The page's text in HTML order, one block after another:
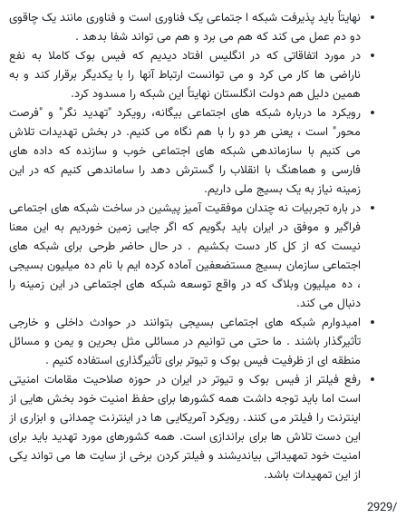
نهایتاً باید پذیرفت شبکه ا جتماعی یک فناوری است و فناوری مانند یک چاقوی
دو دم عمل می کند که هم می برد و هم می تواند شفا بدهد .
در مورد اتفاقاتی که در انگلیس افتاد دیدیم که فیس بوک کاملا به نفع
ناراضی ها کار می کرد و می توانست ارتباط آنها را با یکدیگر برقرار کند و به
همین دلیل هم دولت انگلستان نهایتاً این شبکه را مسدود کرد.
رویکرد ما درباره شبکه های اجتماعی بیگانه، رویکرد "تهدید نگر" و "فرصت
محور" است ، یعنی هر دو را با هم نگاه می کنیم. در بخش تهدیدات تلاش
می کنیم با سازماندهی شبکه های اجتماعی خوب و سازنده که داده های
فارسی و هماهنگ با انقلاب را گسترش دهد را ساماندهی کنیم که در این
زمینه نیاز به یک بسیج ملی داریم.
در باره تجربیات نه چندان موفقیت آمیز پیشین در ساخت شبکه های اجتماعی
فراگیر و موفق در ایران باید بگویم که اگر جایی زمین خوردیم به این معنا
نیست که از کل کار دست بکشیم . در حال حاضر طرحی برای شبکه های
اجتماعی سازمان بسیج مستضعفین آماده کرده ایم با نام ده میلیون بسیجی
، ده میلیون وبلاگ که در واقع توسعه شبکه های اجتماعی در این زمینه را
دنبال می کند.
امیدوارم شبکه های اجتماعی بسیجی بتوانند در حوادث داخلی و خارجی
تأثیرگذار باشند . ما حتی می توانیم در مسائلی مثل بحرین و یمن و مسائل
منطقه ای از ظرفیت فیس بوک و تیوتر برای تأثیرگذاری استفاده کنیم .
رفع فیلتر از فیس بوک و تیوتر در ایران در حوزه صلاحیت مقامات امنیتی
است اما باید توجه داشت همه کشورها برای حفظ امنیت خود بخش هایی از
اینترنت را فیلتر می کنند. رویکرد آمریکایی ها در اینترنت چمدانی و ابزاری از
این دست تلاش ها برای براندازی است. همه کشورهای مورد تهدید باید برای
امنیت خود تمهیداتی بیاندیشند و فیلتر کردن برخی از سایت ها می تواند یکی
از این تمهیدات باشد.
/2929